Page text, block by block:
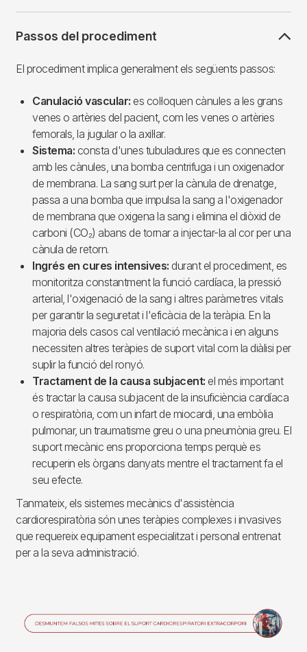
Passos del procediment
El procediment implica generalment els següents passos:
Canulació vascular: es col·loquen cànules a les grans
venes o artèries del pacient, com les venes o artèries
femorals, la jugular o la axil·lar.
Sistema: consta d'unes tubuladures que es connecten
amb les cànules, una bomba centrifuga i un oxigenador
de membrana. La sang surt per la cànula de drenatge,
passa a una bomba que impulsa la sang a l'oxigenador
de membrana que oxigena la sang i elimina el diòxid de
carboni (CO₂) abans de tornar a injectar-la al cor per una
cànula de retorn.
Ingrés en cures intensives: durant el procediment, es
monitoritza constantment la funció cardíaca, la pressió
arterial, l'oxigenació de la sang i altres paràmetres vitals
per garantir la seguretat i l'eficàcia de la teràpia. En la
majoria dels casos cal ventilació mecànica i en alguns
necessiten altres teràpies de suport vital com la diàlisi per
suplir la funció del ronyó.
Tractament de la causa subjacent: el més important
és tractar la causa subjacent de la insuficiència cardíaca
o respiratòria, com un infart de miocardi, una embòlia
pulmonar, un traumatisme greu o una pneumònia greu. El
suport mecànic ens proporciona temps perquè es
recuperin els òrgans danyats mentre el tractament fa el
seu efecte.
Tanmateix, els sistemes mecànics d'assistència
cardiorespiratòria són unes teràpies complexes i invasives
que requereix equipament especialitzat i personal entrenat
per a la seva administració.
Imagen